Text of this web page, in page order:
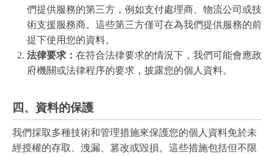
們提供服務的第三方，例如支付處理商、物流公司或技
術支援服務商。這些第三方僅可在為我們提供服務的前
提下使用您的資料。
法律要求： 在符合法律要求的情況下，我們可能會應政
府機關或法律程序的要求，披露您的個人資料。
四、資料的保護
我們採取多種技術和管理措施來保護您的個人資料免於未
經授權的存取、洩漏、篡改或毀損。這些措施包括但不限